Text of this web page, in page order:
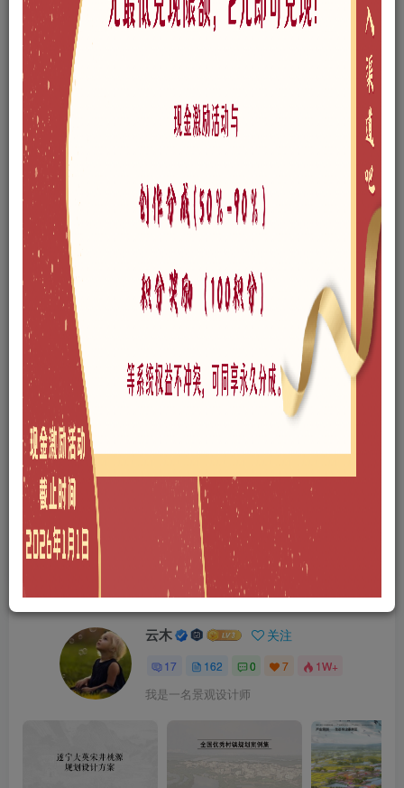
此内容为免费资源，请登录后查看
格式
风格
文件大小
链接过期私信作者，或点此私信管理员
网站问题可以点此给管理员发邮件
版权声明
本站所有文章，所有资源素材，版权归投稿者或原作者所有，如若本
站投稿者上传内容侵犯了原作者的合法权益，可联系我们进行删除处
理。
THE END
免费资源
喜欢就支持一下吧
分享
云木 关注
17 162 0 7 1W+
我是一名景观设计师